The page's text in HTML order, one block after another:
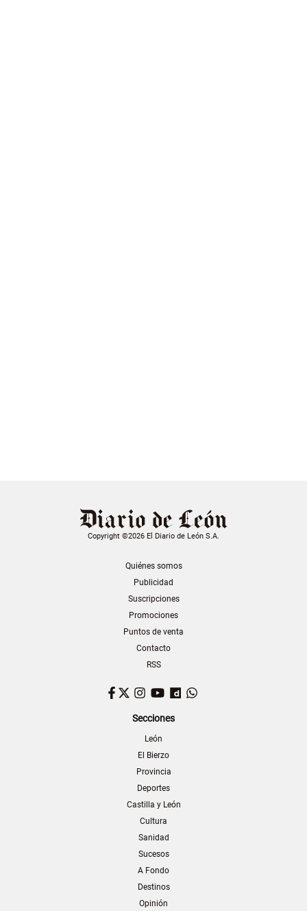
Copyright ©2026 El Diario de León S.A.
Quiénes somos
Publicidad
Suscripciones
Promociones
Puntos de venta
Contacto
RSS
Facebook
TwitterInstagram
YouTubeDailymotion
Secciones
León
El Bierzo
Provincia
Deportes
Castilla y León
Cultura
Sanidad
Sucesos
A Fondo
Destinos
Opinión